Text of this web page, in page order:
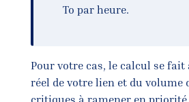
To par heure.
Pour votre cas, le calcul se
réel de votre lien et du volume
critiques à ramener en priorité.